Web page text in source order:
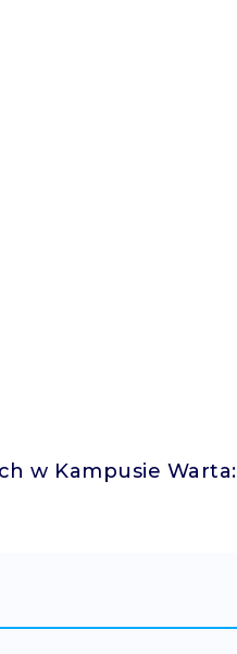
w Kampusie Warta: